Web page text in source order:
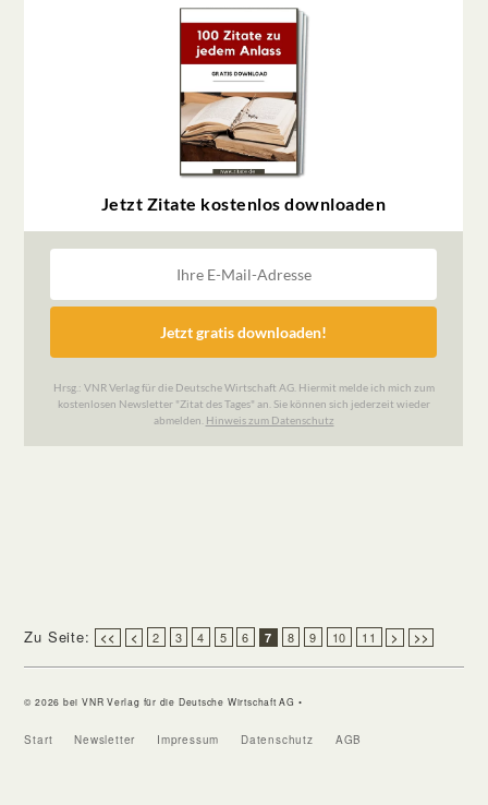
Zu Seite: << < 2 3 4 5 6 7 8 9 10 11 > >>
© 2026 bei VNR Verlag für die Deutsche Wirtschaft AG •
Start Newsletter Impressum Datenschutz AGB